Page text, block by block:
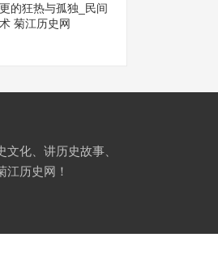
的狂热与孤独_民间
菊江历史网
化、讲历史故事、
江历史网！